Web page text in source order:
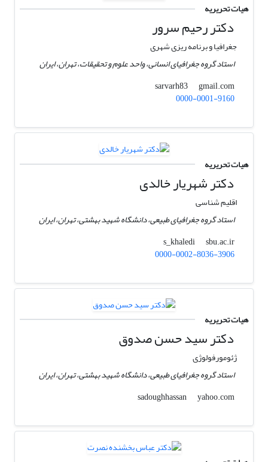
هیات تحریریه
دکتر رحیم سرور
جغرافیا و برنامه ریزی شهری
استاد گروه جغرافیای انسانی، واحد علوم و تحقیقات، تهران، ایران
sarvarh83
gmail.com
0000-0001-9160
هیات تحریریه
دکتر شهریار خالدی
اقلیم شناسی
استاد گروه جغرافیای طبیعی، دانشگاه شهید بهشتی، تهران، ایران
s_khaledi
sbu.ac.ir
0000-0002-8036-3906
هیات تحریریه
دکتر سید حسن صدوق
ژئومورفولوژی
استاد گروه جغرافیای طبیعی، دانشگاه شهید بهشتی، تهران، ایران
sadoughhassan
yahoo.com